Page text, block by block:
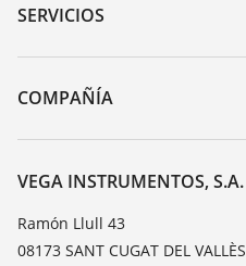
Búsqueda por número de serie
DTM Collection/PACTware
SERVICIOS
Devolución de instrumentos
Cursos de formacion
Lista de resistencias
TeamViewer
COMPAÑÍA
Acerca de VEGA
Contacto
Notícias
Prensa
VEGA INSTRUMENTOS, S.A.
Ramón Llull 43
08173 SANT CUGAT DEL VALLÈS